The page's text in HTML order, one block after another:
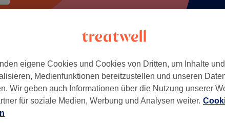
Salons Expressangebote
Stadt, Bern
kosmetik
+
eigene Cookies und Cookies von Dritten, um Inhalte
Medienfunktionen bereitzustellen und unseren
Wir geben auch Informationen über die Nutzung unserer
für soziale Medien, Werbung und Analysen weiter.